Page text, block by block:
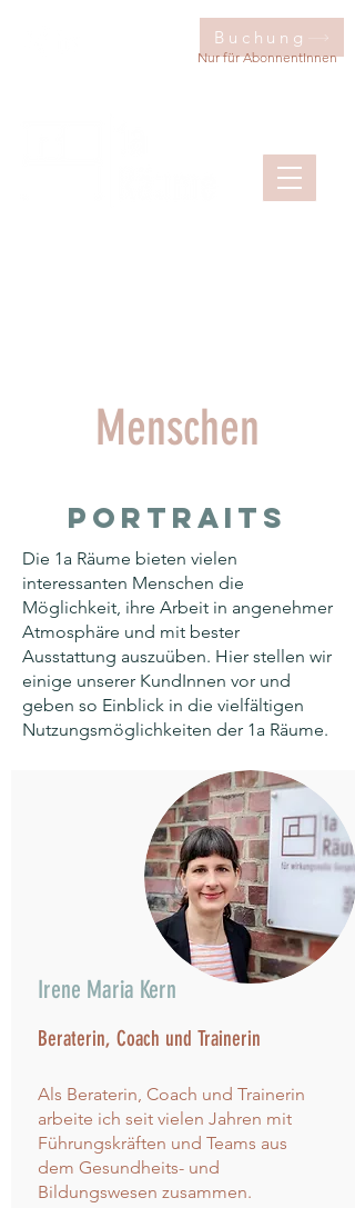
Buchung
Nur für AbonnentInnen
Menschen
Portraits
Die 1a Räume bieten vielen
interessanten Menschen die
Möglichkeit, ihre Arbeit in angenehmer
Atmosphäre und mit bester
Ausstattung auszuüben. Hier stellen wir
einige unserer KundInnen vor und
geben so Einblick in die vielfältigen
Nutzungsmöglichkeiten der 1a Räume.
Irene Maria Kern
Beraterin, Coach und Trainerin
Als Beraterin, Coach und Trainerin
arbeite ich seit vielen Jahren mit
Führungskräften und Teams aus
dem Gesundheits- und
Bildungswesen zusammen.